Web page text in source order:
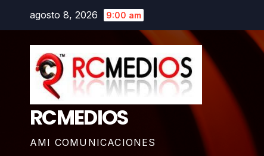
contenido
agosto 8, 2026 9:00 am
RCMEDIOS
AMI COMUNICACIONES